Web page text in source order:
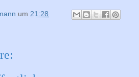
um 21:28